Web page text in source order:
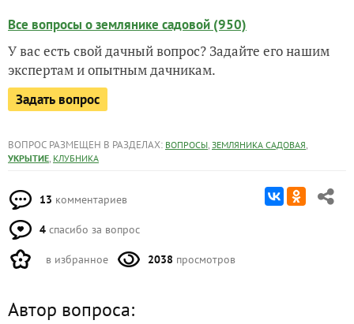
Все вопросы о землянике садовой (950)
У вас есть свой дачный вопрос? Задайте его нашим
экспертам и опытным дачникам.
Задать вопрос
ВОПРОС РАЗМЕЩЕН В РАЗДЕЛАХ: ВОПРОСЫ, ЗЕМЛЯНИКА САДОВАЯ,
УКРЫТИЕ, КЛУБНИКА
13 комментариев
4 спасибо за вопрос
в избранное 2038 просмотров
Автор вопроса: